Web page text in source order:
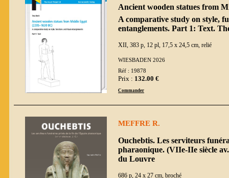
Ancient wooden statues from
A comparative study on style,
entanglements. Part 1: Text.
XII, 383 p, 12 pl, 17,5 x 24,5 cm, relié
WIESBADEN 2026
Réf : 19878
Prix : 132.00 €
Commander
MEFFRE R.
Ouchebtis. Les serviteurs
pharaonique. (VIIe-IIe siècle
du Louvre
686 p, 24 x 27 cm, broché